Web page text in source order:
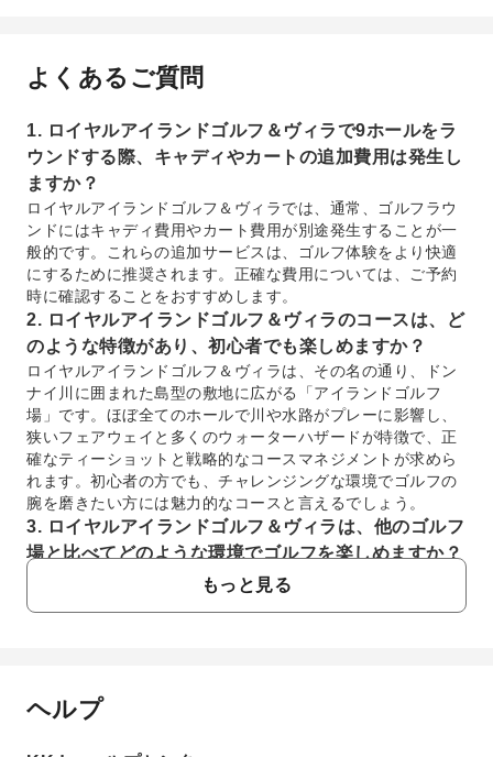
よくあるご質問
1. ロイヤルアイランドゴルフ＆ヴィラで9ホールをラ
ウンドする際、キャディやカートの追加費用は発生し
ますか？
ロイヤルアイランドゴルフ＆ヴィラでは、通常、ゴルフラウ
ンドにはキャディ費用やカート費用が別途発生することが一
般的です。これらの追加サービスは、ゴルフ体験をより快適
にするために推奨されます。正確な費用については、ご予約
時に確認することをおすすめします。
2. ロイヤルアイランドゴルフ＆ヴィラのコースは、ど
のような特徴があり、初心者でも楽しめますか？
ロイヤルアイランドゴルフ＆ヴィラは、その名の通り、ドン
ナイ川に囲まれた島型の敷地に広がる「アイランドゴルフ
場」です。ほぼ全てのホールで川や水路がプレーに影響し、
狭いフェアウェイと多くのウォーターハザードが特徴で、正
確なティーショットと戦略的なコースマネジメントが求めら
れます。初心者の方でも、チャレンジングな環境でゴルフの
腕を磨きたい方には魅力的なコースと言えるでしょう。
3. ロイヤルアイランドゴルフ＆ヴィラは、他のゴルフ
場と比べてどのような環境でゴルフを楽しめますか？
ロイヤルアイランドゴルフ＆ヴィラは、ドンナイ川に囲まれ
た独立した立地が特徴です。豊かな樹木と川辺の景観が織り
4. ホーチミン地域の他の一般的なゴルフ場と比較し
もっと見る
よくあるご質問
ヘルプ